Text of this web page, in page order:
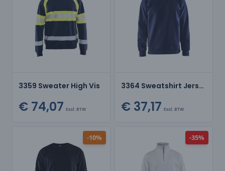
3359 Sweater High Vis
€ 74,07 Excl. BTW
3364 Sweatshirt Jersey Ronde Hals
€ 37,17 Excl. BTW
-10% -35%